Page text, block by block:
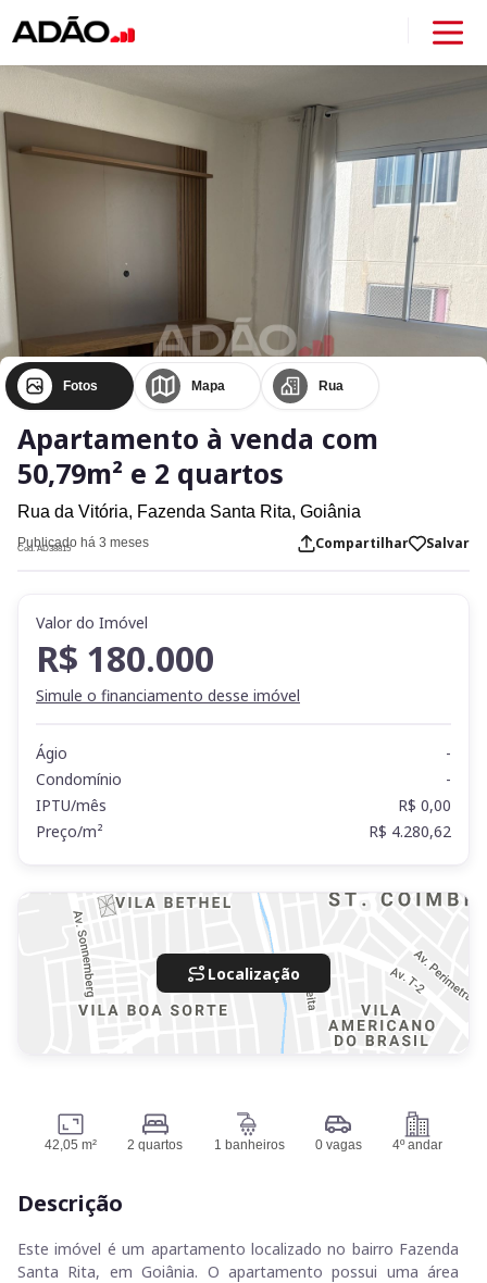
Fotos Mapa Rua
Apartamento à venda com
50,79m² e 2 quartos
Rua da Vitória, Fazenda Santa Rita, Goiânia
Publicado há 3 meses
Cod. AD38815 Compartilhar Salvar
Valor do Imóvel
R$ 180.000
Simule o financiamento desse imóvel
Ágio
-
Condomínio
-
IPTU/mês
R$ 0,00
Preço/m²
R$ 4.280,62
Localização
42,05 m² 2 quartos 1 banheiros 0 vagas 4º andar
Descrição
Este imóvel é um apartamento localizado no bairro Fazenda
Santa Rita, em Goiânia. O apartamento possui uma área